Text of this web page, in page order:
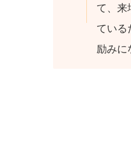
て、
ている
励みに